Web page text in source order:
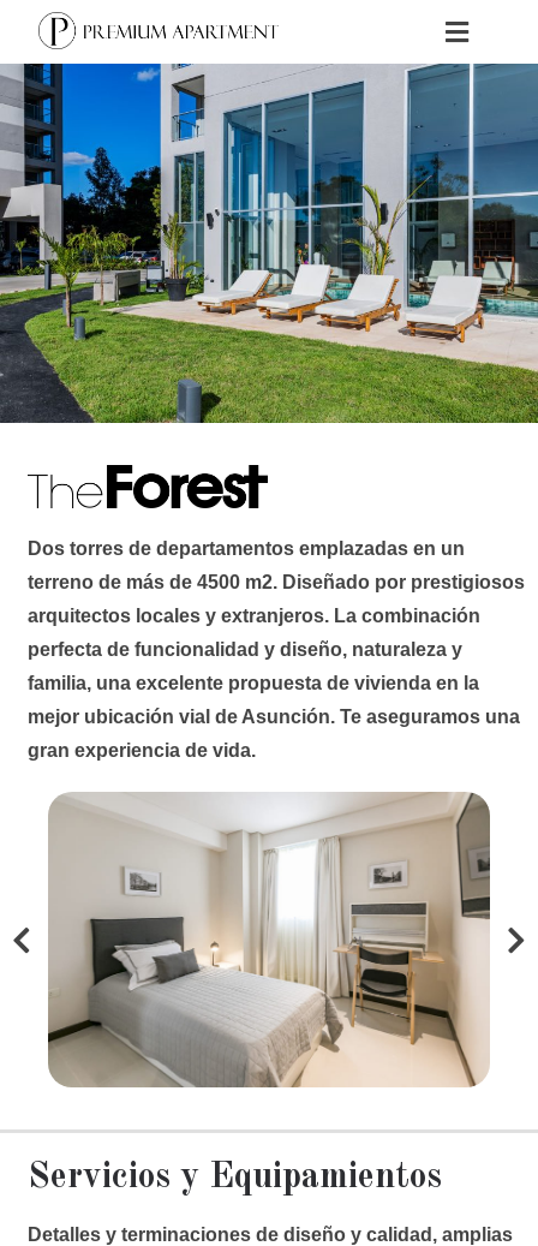
Dos torres de departamentos emplazadas en un
terreno de más de 4500 m2. Diseñado por prestigiosos
arquitectos locales y extranjeros. La combinación
perfecta de funcionalidad y diseño, naturaleza y
familia, una excelente propuesta de vivienda en la
mejor ubicación vial de Asunción. Te aseguramos una
gran experiencia de vida.
Servicios y Equipamientos
Detalles y terminaciones de diseño y calidad, amplias